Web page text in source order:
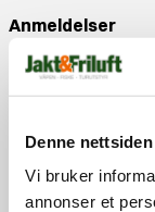
Denne
Vi bruker
annonser et
Anmeldelser
Populære